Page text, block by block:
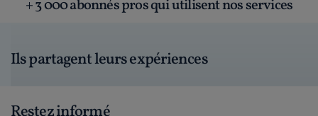
+ 3 000 abonnés pros qui utilisent nos services
Ils partagent leurs expériences